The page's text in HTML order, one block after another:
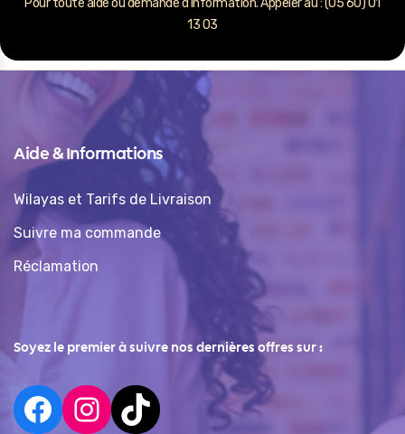
Pour toute aide ou demande d’information. Appeler au : (05 60) 01
13 03
Aide & Informations
Wilayas et Tarifs de Livraison
Suivre ma commande
Réclamation
Soyez le premier à suivre nos dernières offres sur :